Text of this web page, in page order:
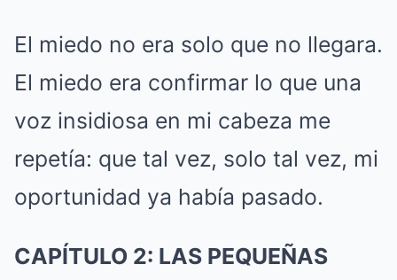
El miedo no era solo que no llegara.
El miedo era confirmar lo que una
voz insidiosa en mi cabeza me
repetía: que tal vez, solo tal vez, mi
oportunidad ya había pasado.
CAPÍTULO 2: LAS PEQUEÑAS